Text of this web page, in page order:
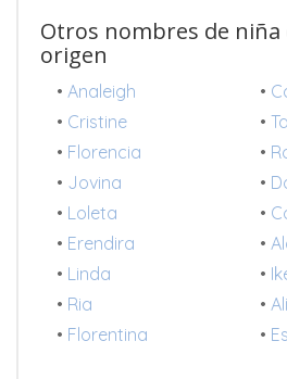
Otros nombres de niña
origen
• Analeigh •
• Cristine •
• Florencia •
• Jovina •
• Loleta •
• Erendira •
• Linda •
• Ria •
• Florentina •